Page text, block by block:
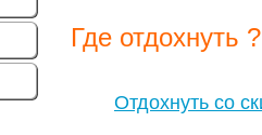
Где отдохнуть ?
Отдохнуть со